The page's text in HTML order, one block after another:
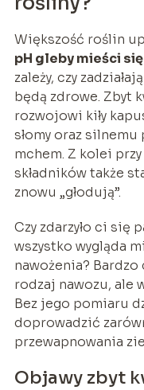
Większość roślin
pH gleby mieści
zależy, czy
będą zdrowe. Zbyt
rozwojowi kiły
słomy oraz
mchem. Z kolei
składników także
znowu „głodują”.
Czy zdarzyło ci się
wszystko wygląda
nawożenia?
rodzaj nawozu, ale
Bez jego pomiaru
doprowadzić
przewapnowania
Objawy zbyt